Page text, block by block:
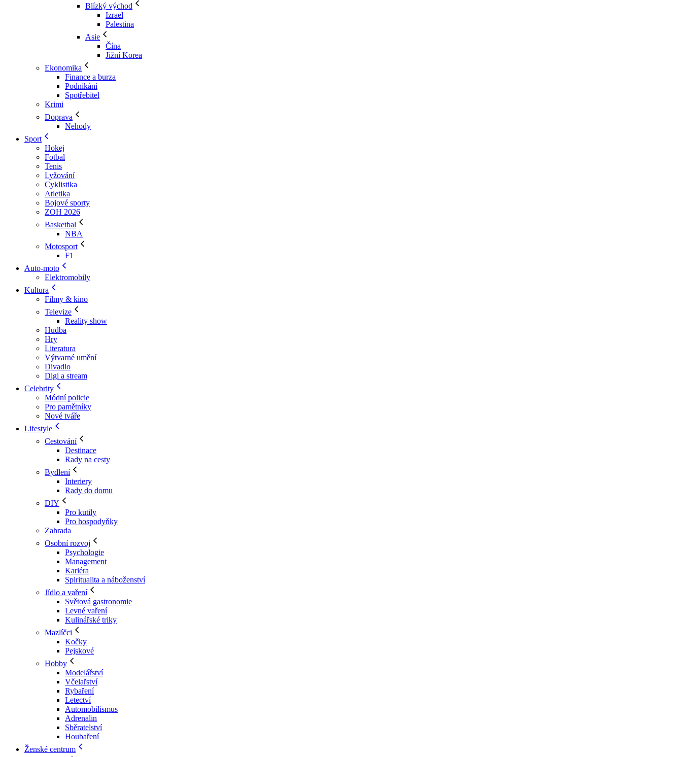
Blízký východ
Izrael
Palestina
Asie
Čína
Jižní Korea
Ekonomika
Finance a burza
Podnikání
Spotřebitel
Krimi
Doprava
Nehody
Sport
Hokej
Fotbal
Tenis
Lyžování
Cyklistika
Atletika
Bojové sporty
ZOH 2026
Basketbal
NBA
Motosport
F1
Auto-moto
Elektromobily
Kultura
Filmy & kino
Televize
Reality show
Hudba
Hry
Literatura
Výtvarné umění
Divadlo
Digi a stream
Celebrity
Módní policie
Pro pamětníky
Nové tváře
Lifestyle
Cestování
Destinace
Rady na cesty
Bydlení
Interiery
Rady do domu
DIY
Pro kutily
Pro hospodyňky
Zahrada
Osobní rozvoj
Psychologie
Management
Kariéra
Spiritualita a náboženství
Jídlo a vaření
Světová gastronomie
Levné vaření
Kulinářské triky
Mazlíčci
Kočky
Pejskové
Hobby
Modelářství
Včelařství
Rybaření
Letectví
Automobilismus
Adrenalin
Sběratelství
Houbaření
Ženské centrum